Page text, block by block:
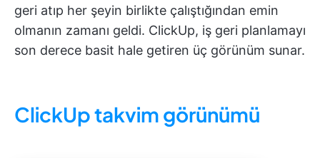
geri atıp her şeyin birlikte çalıştığından emin
olmanın zamanı geldi. ClickUp, iş geri planlamayı
son derece basit hale getiren üç görünüm sunar.
ClickUp takvim görünümü